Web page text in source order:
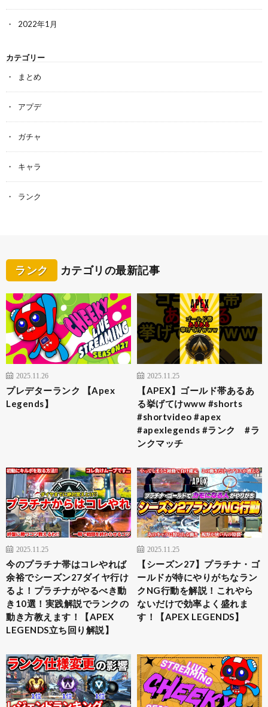
2022年1月
カテゴリー
まとめ
アプデ
ガチャ
キャラ
ランク
ランク カテゴリの最新記事
2025.11.26
プレデターランク 【Apex
Legends】
2025.11.25
【APEX】ゴールド帯あるあ
る挙げてけwww #shorts
#shortvideo #apex
#apexlegends #ランク #ラ
ンクマッチ
2025.11.25
今のプラチナ帯はコレやれば
余裕でシーズン27ダイヤ行け
るよ！プラチナがやるべき動
き10選！実践解説でランクの
動き方教えます！【APEX
LEGENDS立ち回り解説】
2025.11.25
【シーズン27】プラチナ・ゴ
ールドが特にやりがちなラン
クNG行動を解説！これやら
ないだけで効率よく盛れま
す！【APEX LEGENDS】